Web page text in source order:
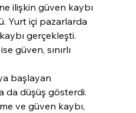
ilişkin güven kaybı
Yurt içi pazarlarda
gerçekleşti.
güven, sınırlı
başlayan
da düşüş gösterdi.
ve güven kaybı,